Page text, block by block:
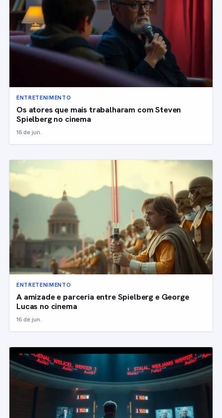
ENTRETENIMENTO
Os atores que mais trabalharam com Steven
Spielberg no cinema
16 de jun.
ENTRETENIMENTO
A amizade e parceria entre Spielberg e George
Lucas no cinema
16 de jun.